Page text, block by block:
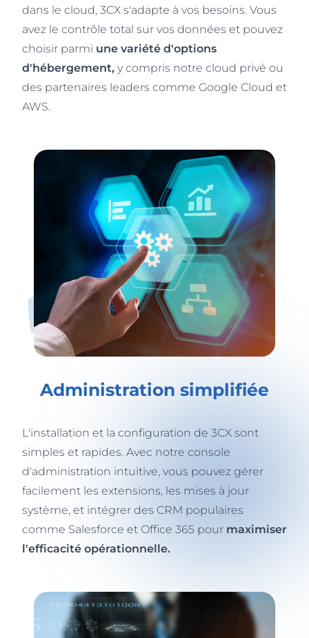
dans le cloud, 3CX s'adapte à vos besoins. Vous
avez le contrôle total sur vos données et pouvez
choisir parmi une variété d'options
d'hébergement, y compris notre cloud privé ou
des partenaires leaders comme Google Cloud et
AWS.
Administration simplifiée
L'installation et la configuration de 3CX sont
simples et rapides. Avec notre console
d'administration intuitive, vous pouvez gérer
facilement les extensions, les mises à jour
système, et intégrer des CRM populaires
comme Salesforce et Office 365 pour maximiser
l'efficacité opérationnelle.